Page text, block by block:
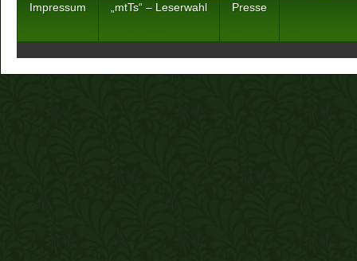
Impressum „mtTs“ – Leserwahl Presse